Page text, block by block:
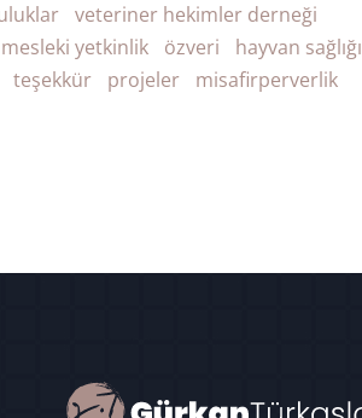
veteriner hekimler derneği
mesleki yetkinlik özveri
hayvan sağlığı
teşekkür projeler
misafirperverlik